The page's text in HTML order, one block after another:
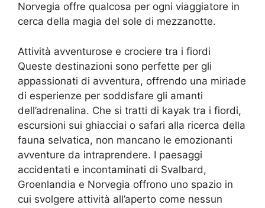
Norvegia offre qualcosa per ogni viaggiatore in
cerca della magia del sole di mezzanotte.
Attività avventurose e crociere tra i fiordi
Queste destinazioni sono perfette per gli
appassionati di avventura, offrendo una miriade
di esperienze per soddisfare gli amanti
dell’adrenalina. Che si tratti di kayak tra i fiordi,
escursioni sui ghiacciai o safari alla ricerca della
fauna selvatica, non mancano le emozionanti
avventure da intraprendere. I paesaggi
accidentati e incontaminati di Svalbard,
Groenlandia e Norvegia offrono uno spazio in
cui svolgere attività all’aperto come nessun